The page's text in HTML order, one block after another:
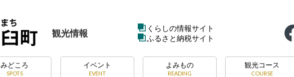
観光情報
くらしの情報サイト
ふるさと納税サイト
みどころ
SPOTS
イベント
EVENT
よみもの
READING
観光コース
COURSE